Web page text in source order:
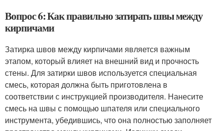
Вопрос 6: Как правильно затирать швы между
кирпичами
Затирка швов между кирпичами является важным
этапом, который влияет на внешний вид и прочность
стены. Для затирки швов используется специальная
смесь, которая должна быть приготовлена в
соответствии с инструкцией производителя. Нанесите
смесь на швы с помощью шпателя или специального
инструмента, убедившись, что она полностью заполняет